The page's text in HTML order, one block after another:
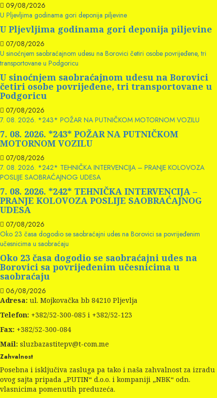
09/08/2026
U Pljevljima godinama gori deponija piljevine
U Pljevljima godinama gori deponija piljevine
07/08/2026
U sinoćnjem saobraćajnom udesu na Borovici četiri osobe povrijeđene, tri
transportovane u Podgoricu
U sinoćnjem saobraćajnom udesu na Borovici
četiri osobe povrijeđene, tri transportovane u
Podgoricu
07/08/2026
7. 08. 2026. *243* POŽAR NA PUTNIČKOM MOTORNOM VOZILU
7. 08. 2026. *243* POŽAR NA PUTNIČKOM
MOTORNOM VOZILU
07/08/2026
7. 08. 2026. *242* TEHNIČKA INTERVENCIJA – PRANJE KOLOVOZA
POSLIJE SAOBRAĆAJNOG UDESA
7. 08. 2026. *242* TEHNIČKA INTERVENCIJA –
PRANJE KOLOVOZA POSLIJE SAOBRAĆAJNOG
UDESA
07/08/2026
Oko 23 časa dogodio se saobraćajni udes na Borovici sa povrijeđenim
učesnicima u saobraćaju
Oko 23 časa dogodio se saobraćajni udes na
Borovici sa povrijeđenim učesnicima u
saobraćaju
06/08/2026
Adresa: ul. Mojkovačka bb 84210 Pljevlja
Telefon: +382/52-300-085 i +382/52-123
Fax: +382/52-300-084
Mail: sluzbazastitepv@t-com.me
Zahvalnost
Posebna i isključiva zasluga pa tako i naša zahvalnost za izradu
ovog sajta pripada „PUTIN“ d.o.o. i kompaniji „NBK“ odn.
vlasnicima pomenutih preduzeća.